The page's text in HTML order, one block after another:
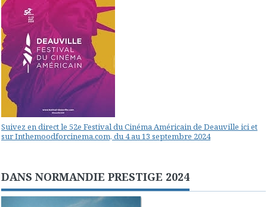
Suivez en direct le 52e Festival du Cinéma Américain de Deauville ici et
sur Inthemoodforcinema.com, du 4 au 13 septembre 2024
DANS NORMANDIE PRESTIGE 2024